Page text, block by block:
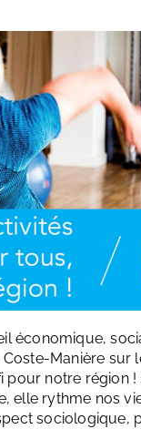
économique,
Manière sur
pour notre région !
elle rythme nos
sociologique,